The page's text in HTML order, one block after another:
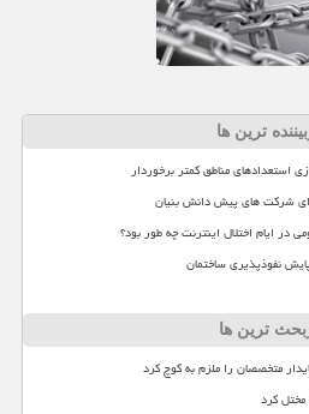
ترین ها
استعدادهای مناطق کمتر برخوردار
شرکت های پیش دانش بنیان
در ایام اختلال اینترنت چه طور بود؟
نفوذپذیری ساختمان
ترین ها
متخصصان را ملزم به کوچ کرد
کرد